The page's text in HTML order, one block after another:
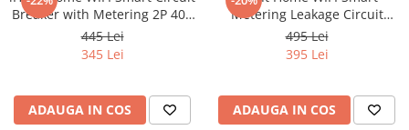
Breaker with Metering 2P 40A
- Siguranta automata
inteligenta cu contorizare
445 Lei
345 Lei
ADAUGA IN COS
Metering Leakage Circuit
Breaker 2P 32A - Siguranta
automata inteligenta cu
495 Lei
395 Lei
ADAUGA IN COS